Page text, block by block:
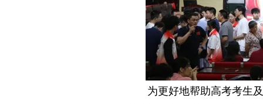
为更好地帮助高考考生